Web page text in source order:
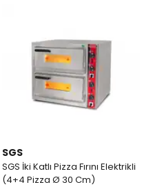
SGS
SGS İki Katlı Pizza Fırını Elektrikli
(4+4 Pizza Ø 30 Cm)